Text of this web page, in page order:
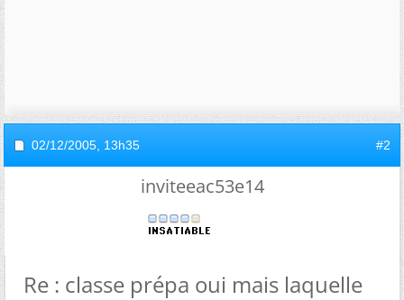
02/12/2005, 13h35 #2
inviteeac53e14
Re : classe prépa oui mais laquelle